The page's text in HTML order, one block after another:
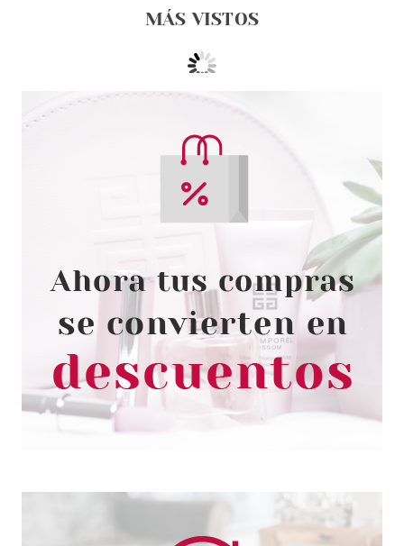
MÁS VISTOS
GIORGIO ARMANI
GIORGIO ARMANI ACQUA DI GIO
PARFUM 150 ML RECARGA
Pvr 105.00€
-21%
desde
82.55€